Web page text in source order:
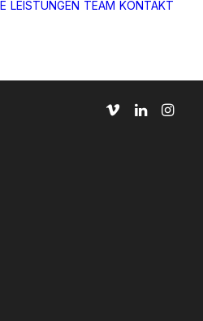
LEISTUNGEN TEAM KONTAKT